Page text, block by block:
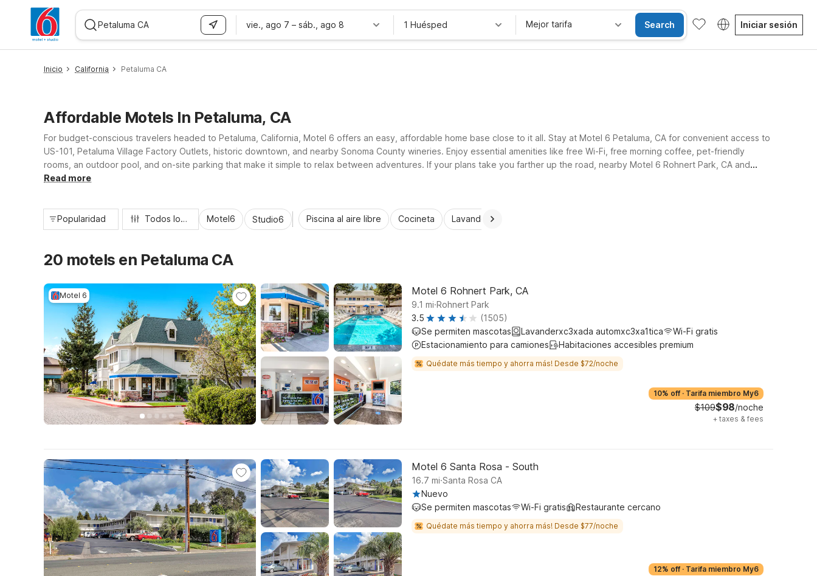
vie., ago 7 – sáb., ago 8 1 Huésped Mejor tarifa Search Iniciar sesión
Inicio California Petaluma CA
Affordable Motels In Petaluma, CA
For budget-conscious travelers headed to Petaluma, California, Motel 6 offers an easy, affordable home base close to it all. Stay at Motel 6 Petaluma, CA for convenient access to
US-101, Petaluma Village Factory Outlets, historic downtown, and nearby Sonoma County wineries. Enjoy essential amenities like free Wi-Fi, free morning coffee, pet-friendly
rooms, an outdoor pool, and on-site parking that make it simple to relax between adventures. If your plans take you farther up the road, nearby Motel 6 Rohnert Park, CA and
Motel 6 Santa Rosa - South provide the same reliable comfort and value across the region.
Read more
Popularidad Todos los filtros Motel6 Studio6 Piscina al aire libre Cocineta Lavandería automática
20 motels en Petaluma CA
Motel 6 Motel 6 Rohnert Park, CA
9.1 mi.Rohnert Park
3.5
(1505)
Se permiten mascotas
Lavanderxc3xada automxc3xa1tica
Wi-Fi gratis
Estacionamiento para camiones
Habitaciones accesibles premium
Quédate más tiempo y ahorra más! Desde $72/noche
10% off · Tarifa miembro My6
$109$98/noche
+ taxes & fees
Motel 6 Santa Rosa - South
16.7 mi.Santa Rosa CA
Nuevo
Se permiten mascotas
Wi-Fi gratis Restaurante cercano
Quédate más tiempo y ahorra más! Desde $77/noche
12% off · Tarifa miembro My6